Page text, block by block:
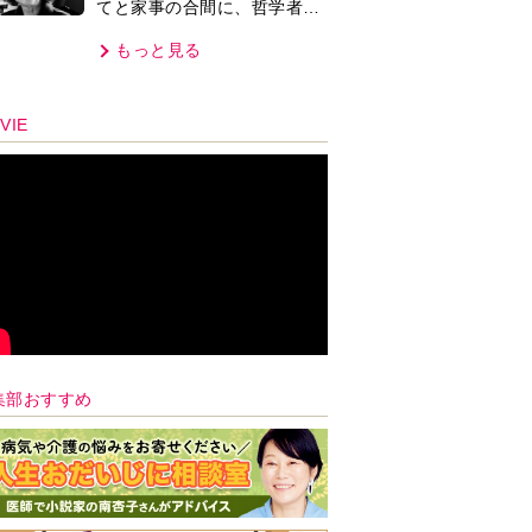
てと家事の合間に、哲学者テ
年」もっと見る
部おすすめ